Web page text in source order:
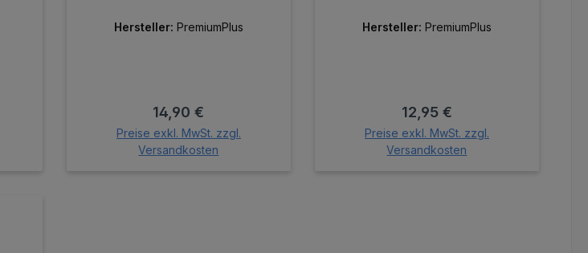
Hersteller: PremiumPlus
Regulärer Preis:
14,90 €
Preise exkl. MwSt. zzgl.
Versandkosten
Hersteller: PremiumPlus
Regulärer Preis:
12,95 €
Preise exkl. MwSt. zzgl.
Versandkosten